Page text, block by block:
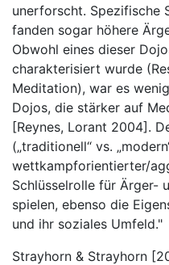
unerforscht. Spezifische
fanden sogar höhere
Obwohl eines dieser
charakterisiert wurde
Meditation), war es
Dojos, die stärker auf
[Reynes, Lorant 2004].
(„traditionell“ vs.
wettkampforientierter/
Schlüsselrolle für Ärger-
spielen, ebenso die
und ihr soziales Umfeld."
Strayhorn & Strayhorn